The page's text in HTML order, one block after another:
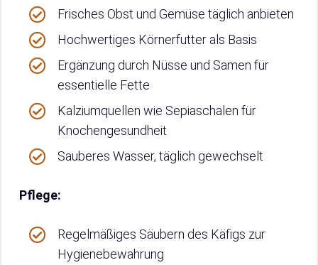
Frisches Obst und Gemüse täglich anbieten
Hochwertiges Körnerfutter als Basis
Ergänzung durch Nüsse und Samen für
essentielle Fette
Kalziumquellen wie Sepiaschalen für
Knochengesundheit
Sauberes Wasser, täglich gewechselt
Pflege:
Regelmäßiges Säubern des Käfigs zur
Hygienebewahrung